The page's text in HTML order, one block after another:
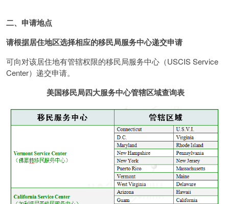
二、申请地点
请根据居住地区选择相应的移民局服务中心递交申请
可向对该居住地有管辖权限的移民局服务中心（USCIS Service
Center）递交申请。
美国移民局四大服务中心管辖区域查询表